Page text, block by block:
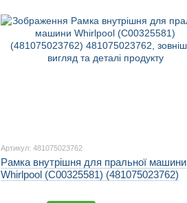
Артикул: 481075023762
Рамка внутрішня для пральної машини
Whirlpool (C00325581) (481075023762)